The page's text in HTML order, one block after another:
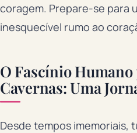
coragem. Prepare-se para
inesquecível rumo ao
O Fascínio
Cavernas: Uma
Desde tempos imemoriais,